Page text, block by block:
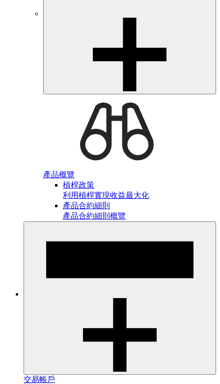
產品概覽
槓桿政策
利用槓桿實現收益最大化
產品合約細則
產品合約細則概覽
交易帳戶